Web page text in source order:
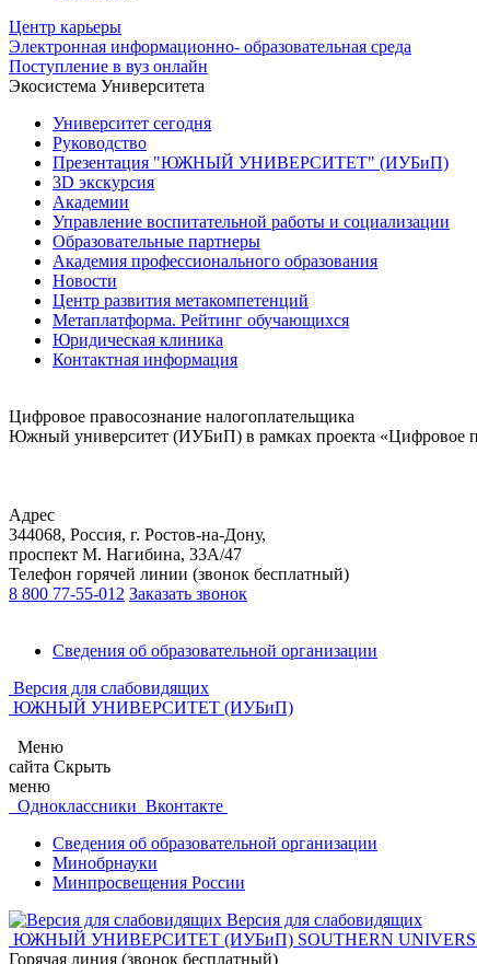
Центр карьеры
Электронная информационно- образовательная среда
Поступление в вуз онлайн
Экосистема Университета
Университет сегодня
Руководство
Презентация "ЮЖНЫЙ УНИВЕРСИТЕТ" (ИУБиП)
3D экскурсия
Академии
Управление воспитательной работы и социализации
Образовательные партнеры
Академия профессионального образования
Новости
Центр развития метакомпетенций
Метаплатформа. Рейтинг обучающихся
Юридическая клиника
Контактная информация
Цифровое правосознание налогоплательщика
Южный университет (ИУБиП) в рамках проекта «Цифровое
Адрес
344068, Россия, г. Ростов-на-Дону,
проспект М. Нагибина, 33А/47
Телефон горячей линии (звонок бесплатный)
8 800 77-55-012 Заказать звонок
Сведения об образовательной организации
Версия для слабовидящих
ЮЖНЫЙ УНИВЕРСИТЕТ (ИУБиП)
Меню
сайта Скрыть
меню
Одноклассники Вконтакте
Сведения об образовательной организации
Минобрнауки
Минпросвещения России
Версия для слабовидящих
ЮЖНЫЙ УНИВЕРСИТЕТ (ИУБиП) SOUTHERN
Горячая линия (звонок бесплатный)